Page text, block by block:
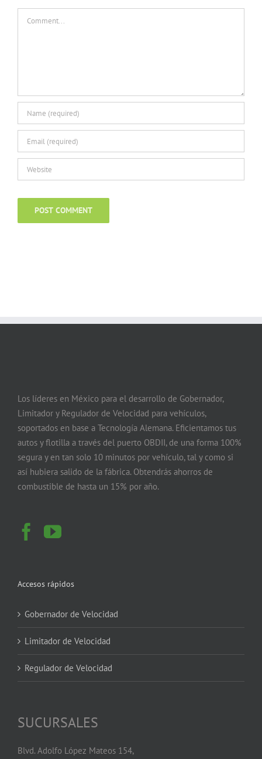
Los líderes en México para el desarrollo de Gobernador,
Limitador y Regulador de Velocidad para vehículos,
soportados en base a Tecnología Alemana. Eficientamos tus
autos y flotilla a través del puerto OBDII, de una forma 100%
segura y en tan solo 10 minutos por vehículo, tal y como si
así hubiera salido de la fábrica. Obtendrás ahorros de
combustible de hasta un 15% por año.
Accesos rápidos
Gobernador de Velocidad
Limitador de Velocidad
Regulador de Velocidad
SUCURSALES
Blvd. Adolfo López Mateos 154,